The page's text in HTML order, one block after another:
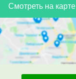
Смотреть на карте